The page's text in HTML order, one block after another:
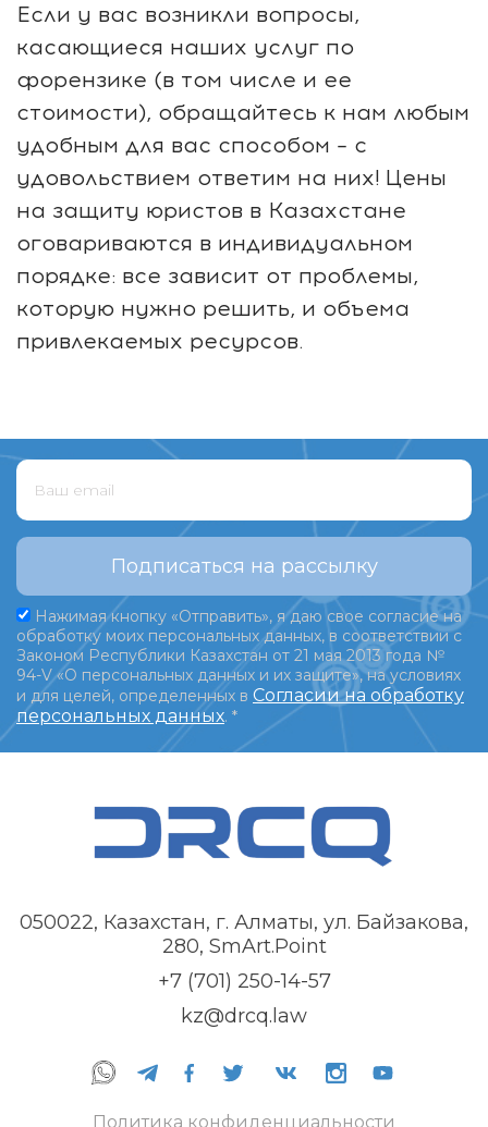
Если у вас возникли вопросы,
касающиеся наших услуг по
форензике (в том числе и ее
стоимости), обращайтесь к нам любым
удобным для вас способом – с
удовольствием ответим на них! Цены
на защиту юристов в Казахстане
оговариваются в индивидуальном
порядке: все зависит от проблемы,
которую нужно решить, и объема
привлекаемых ресурсов.
Подписаться на рассылку
Нажимая кнопку «Отправить», я даю свое согласие на
обработку моих персональных данных, в соответствии с
Законом Республики Казахстан от 21 мая 2013 года №
94-V «О персональных данных и их защите», на условиях
и для целей, определенных в Согласии на обработку
персональных данных. *
050022, Казахстан, г. Алматы, ул. Байзакова,
280, SmArt.Point
+7 (701) 250-14-57
kz@drcq.law
Политика конфиденциальности